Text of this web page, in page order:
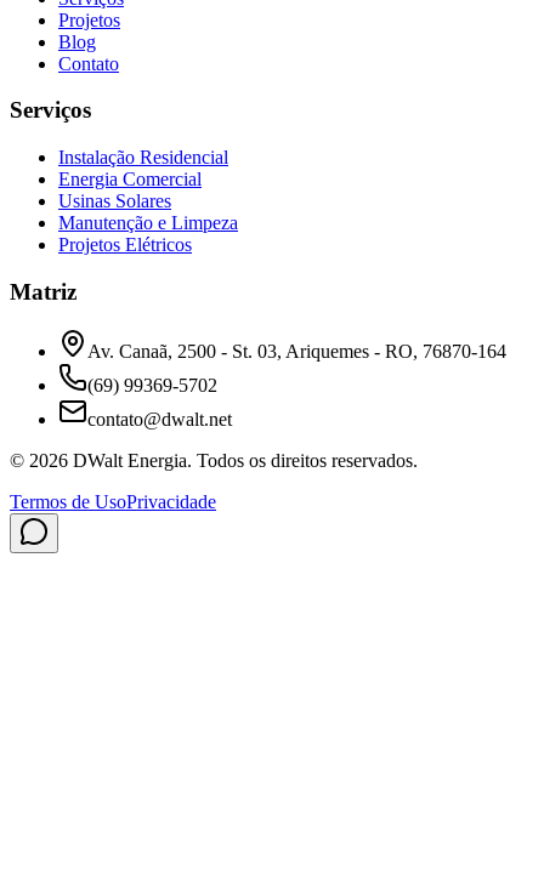
Projetos
Blog
Contato
Serviços
Instalação Residencial
Energia Comercial
Usinas Solares
Manutenção e Limpeza
Projetos Elétricos
Matriz
Av. Canaã, 2500 - St. 03, Ariquemes - RO, 76870-164
(69) 99369-5702
contato@dwalt.net
© 2026 DWalt Energia. Todos os direitos reservados.
Termos de UsoPrivacidade